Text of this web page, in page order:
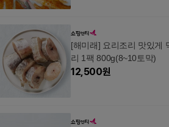
[해미래] 요리조리 맛있게
리 1팩 800g(8~10토막)
12,500원